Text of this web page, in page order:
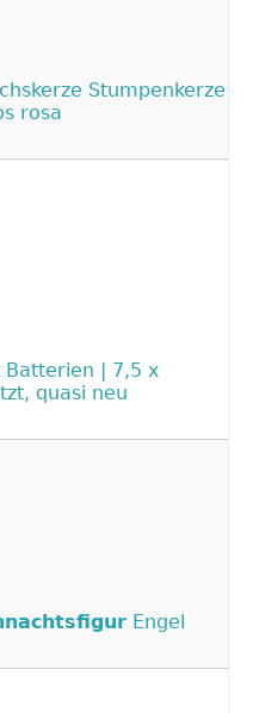
Stumpenkerze
rosa
Batterien | 7,5 x
quasi neu
Engel